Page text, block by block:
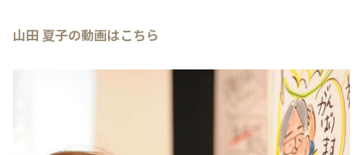
山田 夏子の動画はこちら